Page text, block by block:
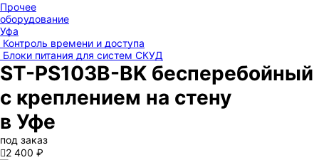
Прочее
оборудование
Уфа
Контроль времени и доступа
Блоки питания для систем СКУД
ST-PS103B-BK бесперебойный
с креплением на стену
в Уфе
под заказ
2 400 ₽